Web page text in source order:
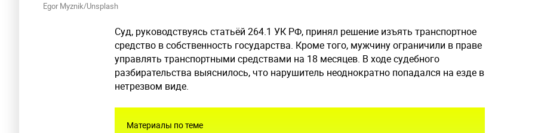
Egor Myznik/Unsplash
Суд, руководствуясь статьёй 264.1 УК РФ, принял решение изъять транспортное
средство в собственность государства. Кроме того, мужчину ограничили в праве
управлять транспортными средствами на 18 месяцев. В ходе судебного
разбирательства выяснилось, что нарушитель неоднократно попадался на езде в
нетрезвом виде.
Материалы по теме